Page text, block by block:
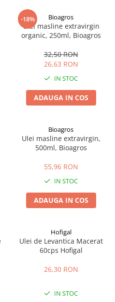
-18% Bioagros
Ulei masline extravirgin
organic, 250ml, Bioagros
32,50 RON
26,63 RON
IN STOC
ADAUGA IN COS
Bioagros
Ulei masline extravirgin,
500ml, Bioagros
55,96 RON
IN STOC
ADAUGA IN COS
Hofigal
Ulei de Levantica Macerat
60cps Hofigal
26,30 RON
IN STOC